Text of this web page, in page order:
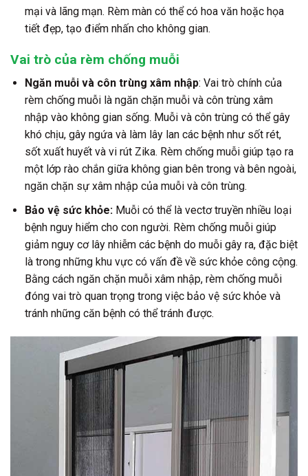
mại và lãng mạn. Rèm màn có thể có hoa văn hoặc họa
tiết đẹp, tạo điểm nhấn cho không gian.
Vai trò của rèm chống muỗi
Ngăn muỗi và côn trùng xâm nhập: Vai trò chính của
rèm chống muỗi là ngăn chặn muỗi và côn trùng xâm
nhập vào không gian sống. Muỗi và côn trùng có thể gây
khó chịu, gây ngứa và làm lây lan các bệnh như sốt rét,
sốt xuất huyết và vi rút Zika. Rèm chống muỗi giúp tạo ra
một lớp rào chắn giữa không gian bên trong và bên ngoài,
ngăn chặn sự xâm nhập của muỗi và côn trùng.
Bảo vệ sức khỏe:Muỗi có thể là vectơ truyền nhiều loại
bệnh nguy hiểm cho con người. Rèm chống muỗi giúp
giảm nguy cơ lây nhiễm các bệnh do muỗi gây ra, đặc biệt
là trong những khu vực có vấn đề về sức khỏe công cộng.
Bằng cách ngăn chặn muỗi xâm nhập, rèm chống muỗi
đóng vai trò quan trọng trong việc bảo vệ sức khỏe và
tránh những căn bệnh có thể tránh được.